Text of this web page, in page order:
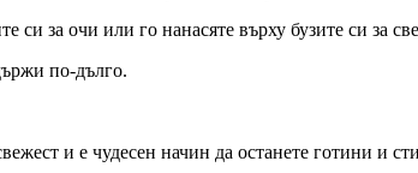
си за очи или го нанасяте върху бузите си за
по-дълго.
и е чудесен начин да останете готини и